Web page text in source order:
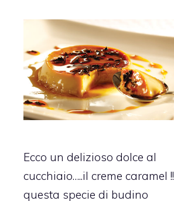
Ecco un delizioso dolce al
cucchiaio…..il creme caramel !!
questa specie di budino